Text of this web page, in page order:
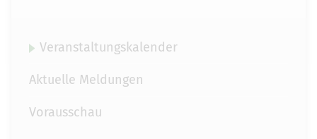
Veranstaltungskalender
Aktuelle Meldungen
Vorausschau